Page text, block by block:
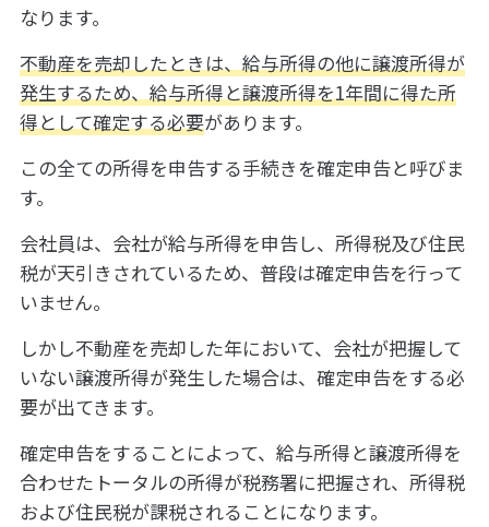
なります。
不動産を売却したときは、給与所得の他に譲渡所得が
発生するため、給与所得と譲渡所得を1年間に得た所
得として確定する必要があります。
この全ての所得を申告する手続きを確定申告と呼びま
す。
会社員は、会社が給与所得を申告し、所得税及び住民
税が天引きされているため、普段は確定申告を行って
いません。
しかし不動産を売却した年において、会社が把握して
いない譲渡所得が発生した場合は、確定申告をする必
要が出てきます。
確定申告をすることによって、給与所得と譲渡所得を
合わせたトータルの所得が税務署に把握され、所得税
および住民税が課税されることになります。